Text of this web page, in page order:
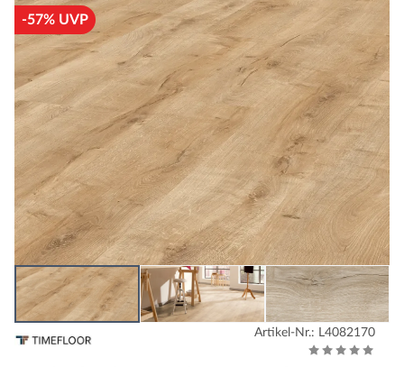
-57% UVP
Artikel-Nr.: L4082170